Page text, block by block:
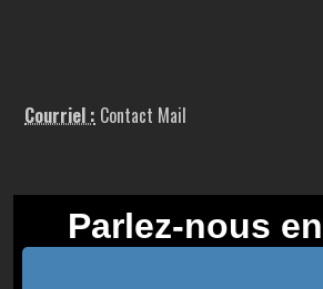
Courriel : Contact Mail